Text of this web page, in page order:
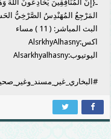
ـ{إِنَّ الْمُنَافِقِينَ يُخَادِعُونَ اللَّهَ
المَرْجِعُ المُهَنْدِسُ الصَّرْخِيُّ
البث المباشر: ( 11 ) مساء
اكس:AlsrkhyAlhasny
اليوتيوب:Alsarkhyalhasny